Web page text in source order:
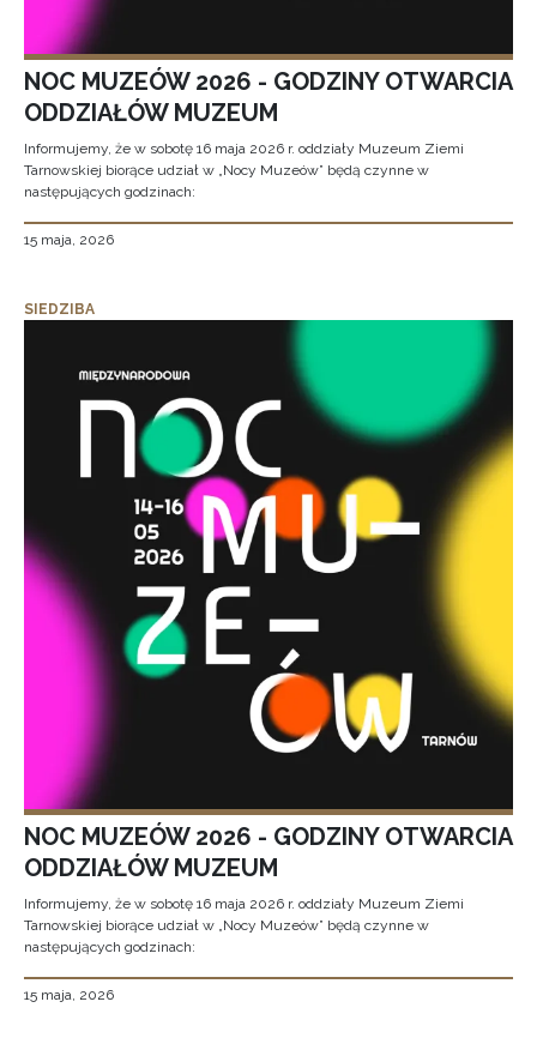
NOC MUZEÓW 2026 - GODZINY OTWARCIA
ODDZIAŁÓW MUZEUM
Informujemy, że w sobotę 16 maja 2026 r. oddziały Muzeum Ziemi
Tarnowskiej biorące udział w „Nocy Muzeów” będą czynne w
następujących godzinach:
15 maja, 2026
SIEDZIBA
NOC MUZEÓW 2026 - GODZINY OTWARCIA
ODDZIAŁÓW MUZEUM
Informujemy, że w sobotę 16 maja 2026 r. oddziały Muzeum Ziemi
Tarnowskiej biorące udział w „Nocy Muzeów” będą czynne w
następujących godzinach:
15 maja, 2026